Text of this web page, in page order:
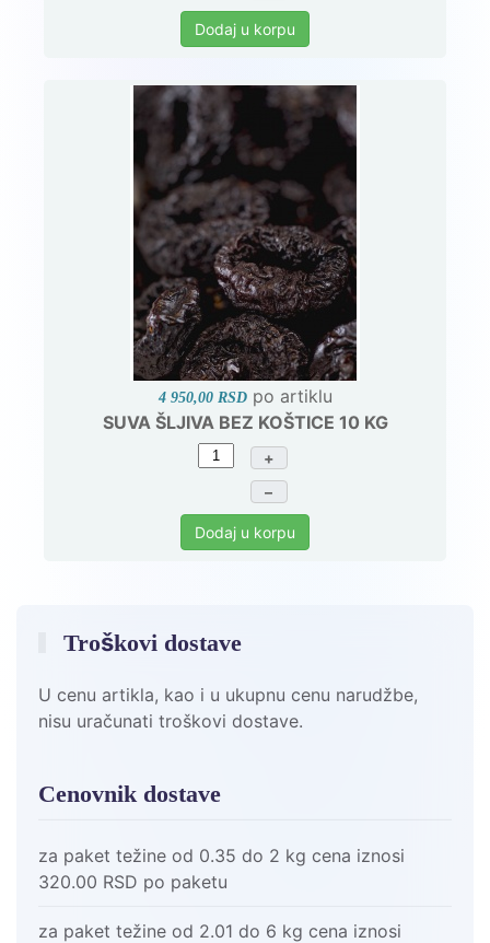
Dodaj u korpu
4 950,00 RSD po artiklu
SUVA ŠLJIVA BEZ KOŠTICE 10 KG
+
–
Dodaj u korpu
Troškovi dostave
U cenu artikla, kao i u ukupnu cenu narudžbe,
nisu uračunati troškovi dostave.
Cenovnik dostave
za paket težine od 0.35 do 2 kg cena iznosi
320.00 RSD po paketu
za paket težine od 2.01 do 6 kg cena iznosi